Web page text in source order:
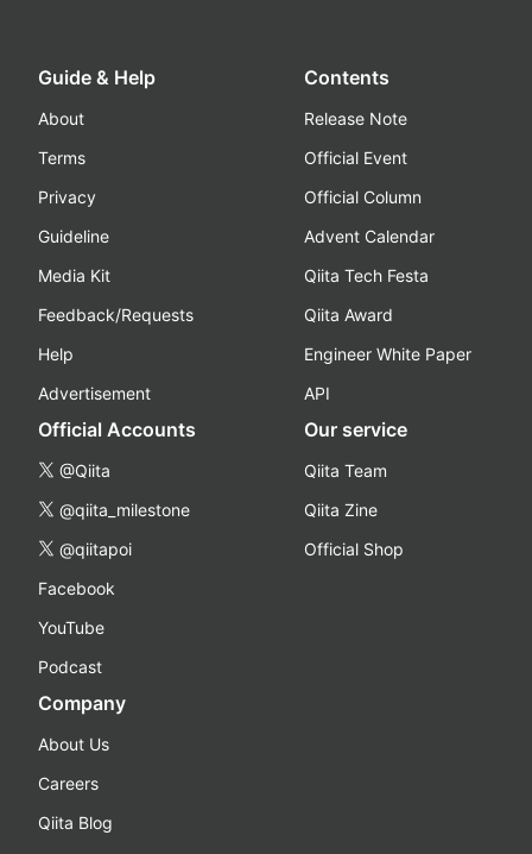
Guide & Help
About
Terms
Privacy
Guideline
Media Kit
Feedback/Requests
Help
Advertisement
Contents
Release Note
Official Event
Official Column
Advent Calendar
Qiita Tech Festa
Qiita Award
Engineer White Paper
API
Official Accounts
@Qiita
@qiita_milestone
@qiitapoi
Facebook
YouTube
Podcast
Our service
Qiita Team
Qiita Zine
Official Shop
Company
About Us
Careers
Qiita Blog